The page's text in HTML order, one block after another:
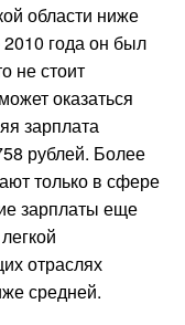
области ниже
года он был
не стоит
оказаться
зарплата
рублей. Более
только в сфере
зарплаты еще
отраслях
средней.